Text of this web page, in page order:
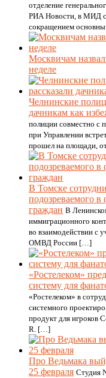
отделение
РИА Новости, в МИД
сокращением
Москвичам
неделе
Челнинские
дачникам как
полиции совместно с
при Управлении
прошел на площади,
В Томске
подозреваемого
граждан В
иммиграционного
во взаимодействии с
ОМВД России […]
«Ростелеком‎»
систему для
«‎Ростелеком» в
системного
продукт для игроков
R. […]
Про Ведьмака
25 февраля Студия